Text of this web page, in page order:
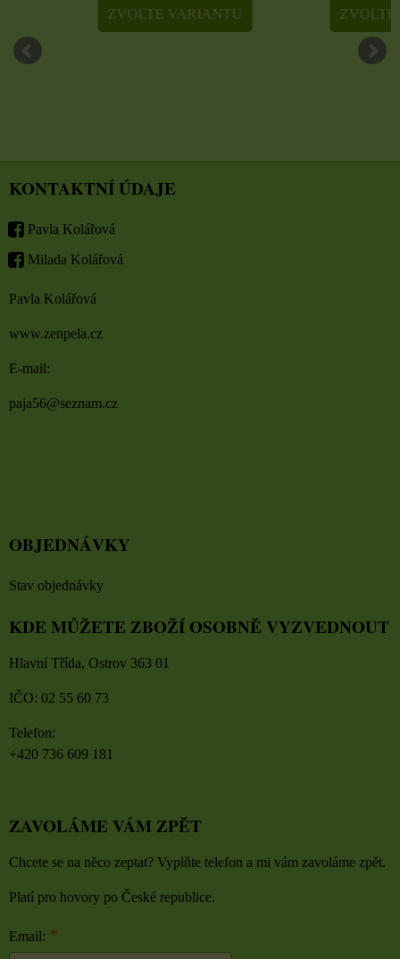
ZVOLTE VARIANTU ZVOLTE
KONTAKTNÍ ÚDAJE
Pavla Kolářová
Milada Kolářová
Pavla Kolářová
www.zenpela.cz
E-mail:
paja56@seznam.cz
OBJEDNÁVKY
Stav objednávky
KDE MŮŽETE ZBOŽÍ OSOBNĚ VYZVEDNOUT
Hlavní Třída, Ostrov 363 01
IČO: 02 55 60 73
Telefon:
+420 736 609 181
ZAVOLÁME VÁM ZPĚT
Chcete se na něco zeptat? Vyplňte telefon a mi vám zavoláme zpět.
Platí pro hovory po České republice.
Email: *